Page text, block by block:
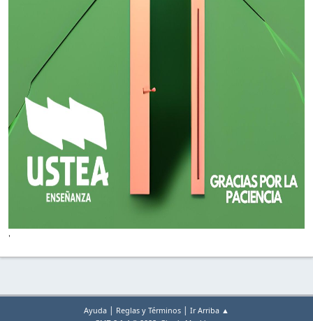
'
Ayuda | Reglas y Términos | Ir Arriba ▲